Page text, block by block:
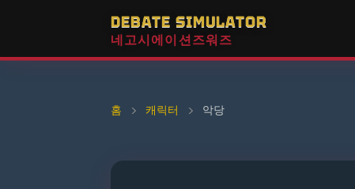
DEBATE SIMULATOR
네고시에이션즈워즈
홈 › 캐릭터 › 악당